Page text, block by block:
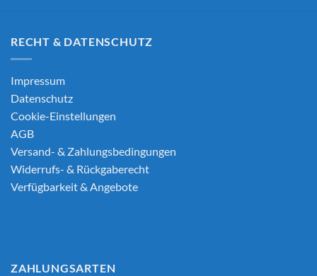
RECHT & DATENSCHUTZ
Impressum
Datenschutz
Cookie-Einstellungen
AGB
Versand- & Zahlungsbedingungen
Widerrufs- & Rückgaberecht
Verfügbarkeit & Angebote
ZAHLUNGSARTEN